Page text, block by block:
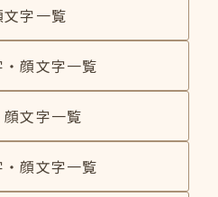
字一覧
顔文字一覧
文字一覧
顔文字一覧